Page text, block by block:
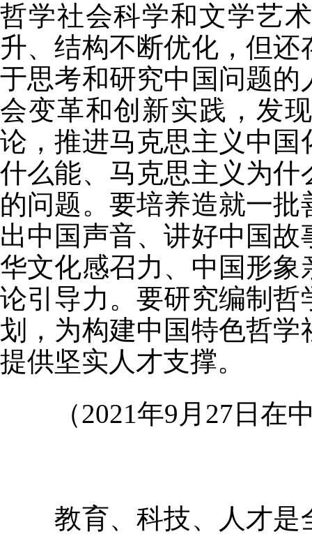
哲学社会科学和文学艺
升、结构不断优化，但
于思考和研究中国问题
会变革和创新实践，发
论，推进马克思主义中
什么能、马克思主义为
的问题。要培养造就一
出中国声音、讲好中国
华文化感召力、中国形
论引导力。要研究编制
划，为构建中国特色哲
提供坚实人才支撑。
（2021年9月27日在中
教育、科技、人才是